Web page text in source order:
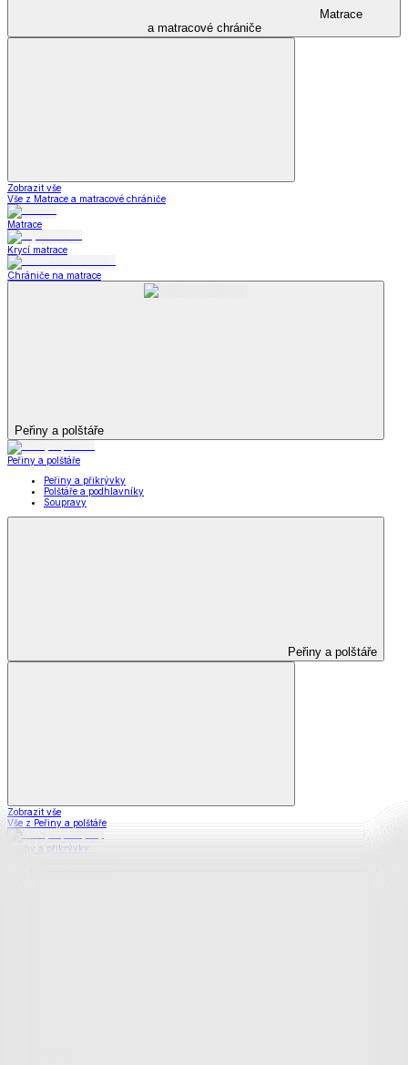
Matrace
a matracové chrániče
Zobrazit vše
Vše z Matrace a matracové chrániče
Matrace
Krycí matrace
Chrániče na matrace
Peřiny a polštáře
Peřiny a polštáře
Peřiny a přikrývky
Polštáře a podhlavníky
Soupravy
Peřiny a polštáře
Zobrazit vše
Vše z Peřiny a polštáře
Peřiny a přikrývky